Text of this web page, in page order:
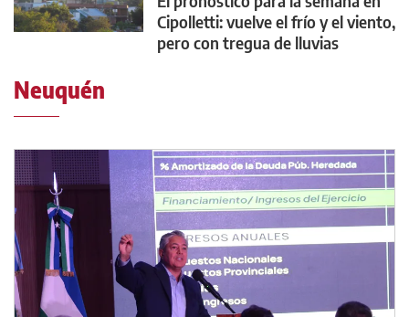
Cipolletti: vuelve el frío y el viento,
pero con tregua de lluvias
Neuquén